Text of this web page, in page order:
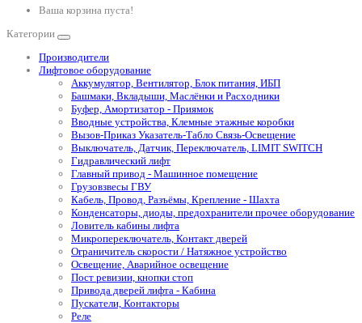
Ваша корзина пуста!
Категории
Производители
Лифтовое оборудование
Аккумулятор, Вентилятор, Блок питания, ИБП
Башмаки, Вкладыши, Маслёнки и Расходники
Буфер, Амортизатор - Приямок
Вводные устройства, Клемные этажные коробки
Вызов-Приказ Указатель-Табло Связь-Освещение
Выключатель, Датчик, Переключатель, LIMIT SWITCH
Гидравлический лифт
Главный привод - Машинное помещение
Грузовзвесы ГВУ
Кабель, Провод, Разъёмы, Крепление - Шахта
Конденсаторы, диоды, предохранители прочее оборудование
Ловитель кабины лифта
Микропереключатель, Контакт дверей
Ограничитель скорости / Натяжное устройство
Освещение, Аварийное освещение
Пост ревизии, кнопки стоп
Привода дверей лифта - Кабина
Пускатели, Контакторы
Реле